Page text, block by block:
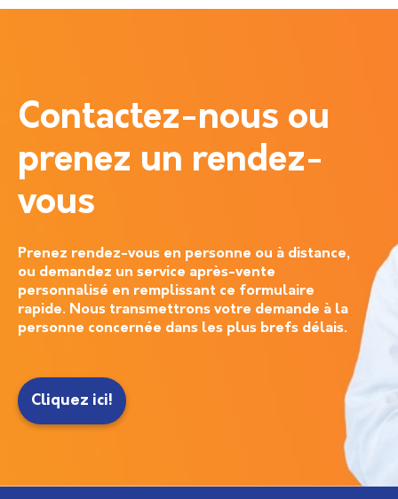
Contactez-nous ou
prenez un rendez-
vous
Prenez rendez-vous en personne ou à distance,
ou demandez un service après-vente
personnalisé en remplissant ce formulaire
rapide. Nous transmettrons votre demande à la
personne concernée dans les plus brefs délais.
Cliquez ici!